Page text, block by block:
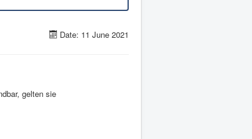
Date: 11 June 2021
gelten sie